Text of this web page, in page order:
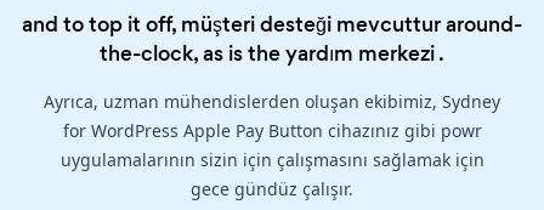
and to top it off, müşteri desteği mevcuttur around-
the-clock, as is theyardım merkezi.
Ayrıca, uzman mühendislerden oluşan ekibimiz, Sydney
for WordPress Apple Pay Button cihazınız gibi powr
uygulamalarının sizin için çalışmasını sağlamak için
gece gündüz çalışır.